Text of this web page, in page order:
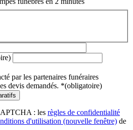
par les partenaires funéraires
devis demandés. *(obligatoire)
: les règles de confidentialité
d'utilisation (nouvelle fenêtre) de